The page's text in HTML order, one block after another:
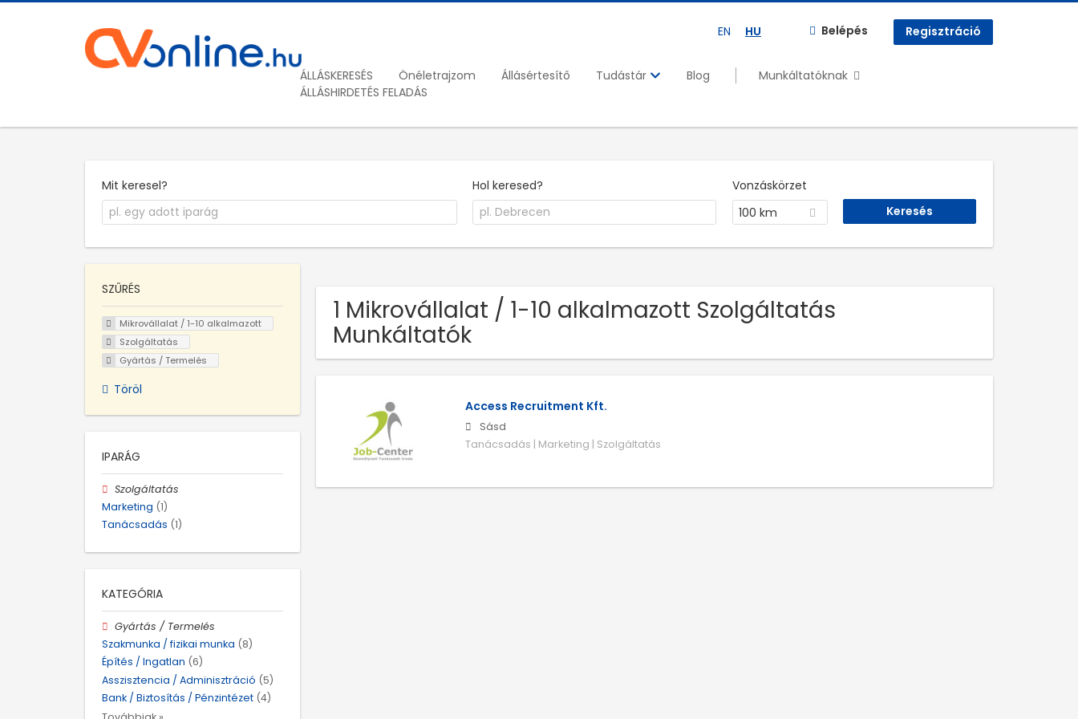
EN HU Belépés Regisztráció
ÁLLÁSKERESÉS Önéletrajzom Állásértesítő Tudástár Blog
Munkáltatóknak
ÁLLÁSHIRDETÉS FELADÁS
Mit keresel? Hol keresed?
Vonzáskörzet
100 km
1 Mikrovállalat / 1-10 alkalmazott Szolgáltatás
Munkáltatók
Access Recruitment Kft.
Sásd
Tanácsadás | Marketing | Szolgáltatás
SZŰRÉS
Mikrovállalat / 1-10 alkalmazott
Szolgáltatás
Gyártás / Termelés
Töröl
IPARÁG
Szolgáltatás
Marketing (1)
Tanácsadás (1)
KATEGÓRIA
Gyártás / Termelés
Szakmunka / fizikai munka (8)
Építés / Ingatlan (6)
Asszisztencia / Adminisztráció (5)
Bank / Biztosítás / Pénzintézet (4)